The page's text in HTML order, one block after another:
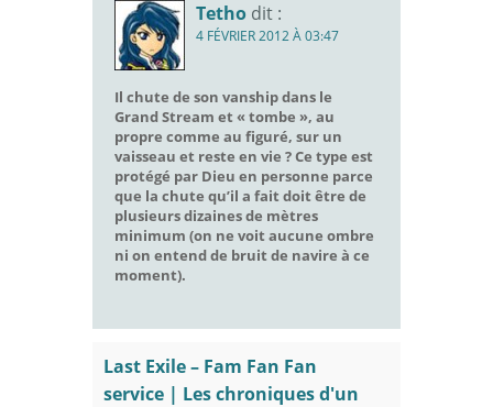
Tetho dit :
4 FÉVRIER 2012 À 03:47
Il chute de son vanship dans le
Grand Stream et « tombe », au
propre comme au figuré, sur un
vaisseau et reste en vie ? Ce type est
protégé par Dieu en personne parce
que la chute qu’il a fait doit être de
plusieurs dizaines de mètres
minimum (on ne voit aucune ombre
ni on entend de bruit de navire à ce
moment).
Last Exile – Fam Fan Fan
service | Les chroniques d'un